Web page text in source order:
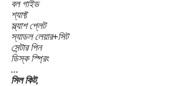
বল গাইড
শ্যাফ্ট
স্ল্যাশ প্লেট
স্যাডল লেয়ার+সিট
সেন্টার পিন
ডিস্ক স্প্রিং
...
সিল কিট,